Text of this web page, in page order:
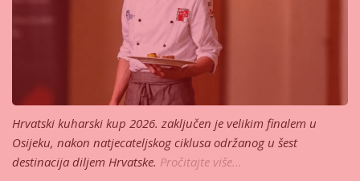
Hrvatski kuharski kup 2026. zaključen je velikim finalem u
Osijeku, nakon natjecateljskog ciklusa održanog u šest
destinacija diljem Hrvatske. Pročitajte više...